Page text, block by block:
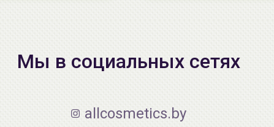
Мы в социальных сетях
allcosmetics.by